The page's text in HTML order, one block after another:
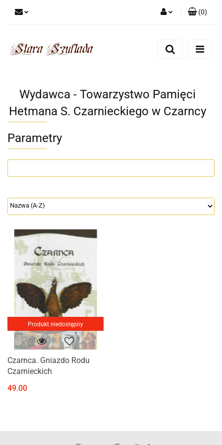
Zarejestruj się
(0)
Wydawca - Towarzystwo Pamięci
Hetmana S. Czarnieckiego w Czarncy
Parametry
Produkt niedostępny
Czarnca. Gniazdo Rodu
Czarnieckich
49.00